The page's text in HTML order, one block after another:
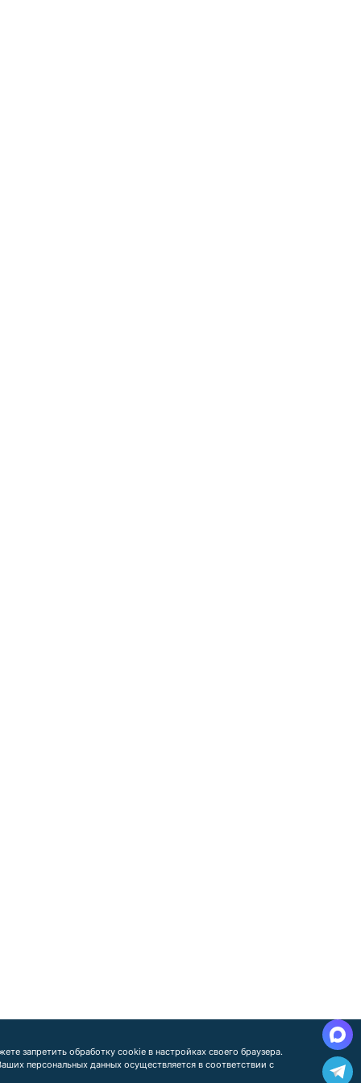
запретить обработку cookie в настройках своего браузера.
персональных данных осуществляется в соответствии с